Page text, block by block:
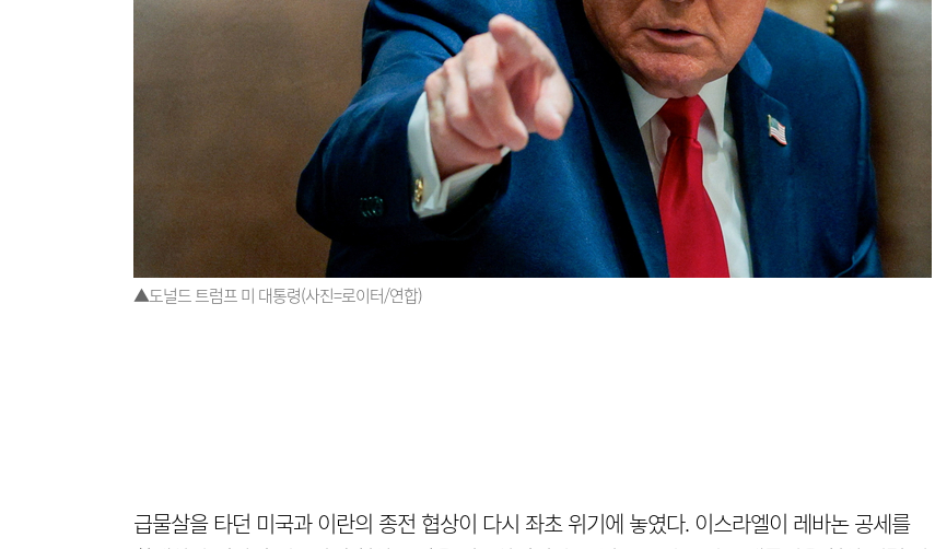
▲도널드 트럼프 미 대통령(사진=로이터/연합)
급물살을 타던 미국과 이란의 종전 협상이 다시 좌초 위기에 놓였다. 이스라엘이 레바논 공세를